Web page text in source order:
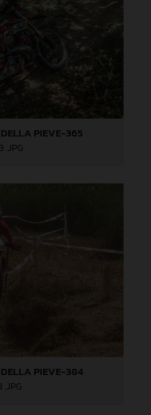
PIEVE-365
.JPG
PIEVE-384
.JPG